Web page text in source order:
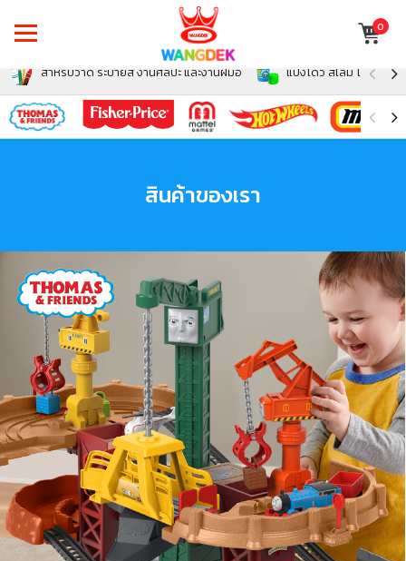
0
สำหรับวาด ระบายสี งานศิลปะ และงานฝีมือ แป้งโดว์ สไลม์ โฟม สำห
สินค้าของเรา